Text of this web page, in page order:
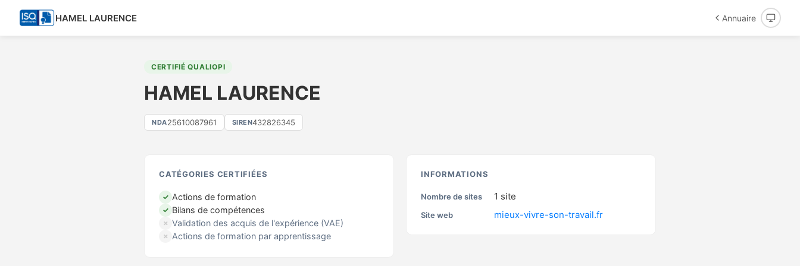
HAMEL LAURENCE Annuaire
CERTIFIÉ QUALIOPI
HAMEL LAURENCE
NDA25610087961 SIREN432826345
CATÉGORIES CERTIFIÉES
✓ Actions de formation
✓ Bilans de compétences
✗ Validation des acquis de l'expérience (VAE)
✗ Actions de formation par apprentissage
INFORMATIONS
Nombre de sites 1 site
Site web mieux-vivre-son-travail.fr